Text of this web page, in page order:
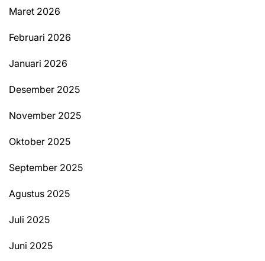
Maret 2026
Februari 2026
Januari 2026
Desember 2025
November 2025
Oktober 2025
September 2025
Agustus 2025
Juli 2025
Juni 2025